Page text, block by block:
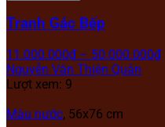
Tranh Gác Bếp
11.000.000₫ – 50.000.000₫
Nguyễn Văn Thiện Quân
Lượt xem: 9
Màu nước, 56x76 cm